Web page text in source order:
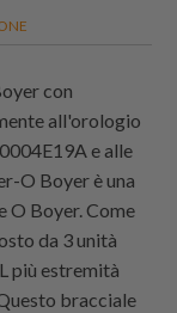
con
all'orologio
e alle
O Boyer è una
O Boyer. Come
da 3 unità
più estremità
bracciale